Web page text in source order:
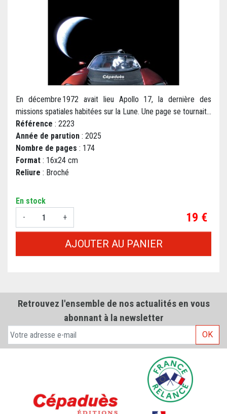
En décembre 1972 avait lieu Apollo 17, la dernière des
missions spatiales habitées sur la Lune. Une page se tournait...
Référence : 2223
Année de parution : 2025
Nombre de pages : 174
Format : 16x24 cm
Reliure : Broché
En stock
-
+ Prix
19 €
AJOUTER AU PANIER
Retrouvez l'ensemble de nos actualités en vous
abonnant à la newsletter
OK